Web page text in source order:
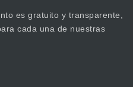
es gratuito y transparente,
cada una de nuestras